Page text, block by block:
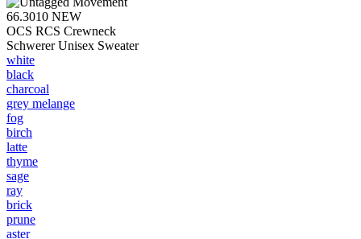
66.3010 NEW
OCS RCS Crewneck
Schwerer Unisex Sweater
white
black
charcoal
grey melange
fog
birch
latte
thyme
sage
ray
brick
prune
aster